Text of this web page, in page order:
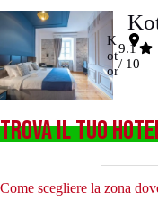
K
ot
or
9.1
/ 10
TROVA IL TUO
Come scegliere la zona